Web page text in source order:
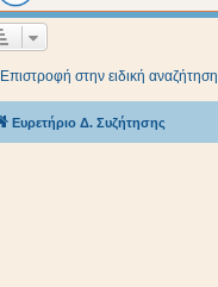
Επιστροφή στην ειδική αναζήτηση
Ευρετήριο Δ. Συζήτησης